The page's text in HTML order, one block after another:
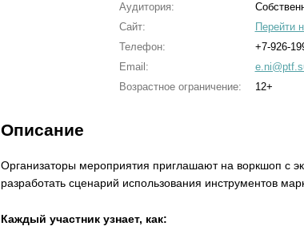
Аудитория:
Сайт:
Перейти
Телефон:
+7-926-
Email:
Возрастное ограничение:
12+
Описание
Организаторы мероприятия приглашают на воркшоп с
разработать сценарий использования инструментов
Каждый участник узнает, как: